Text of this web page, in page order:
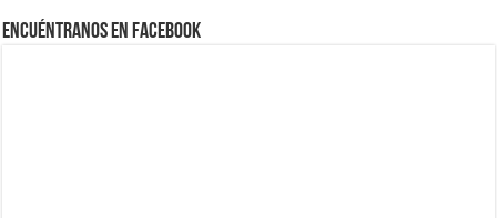
Encuéntranos en Facebook